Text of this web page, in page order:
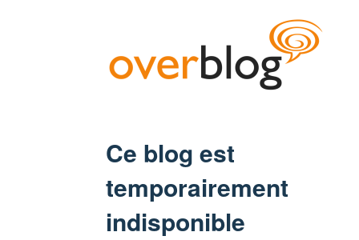
Ce blog est
temporairement
indisponible